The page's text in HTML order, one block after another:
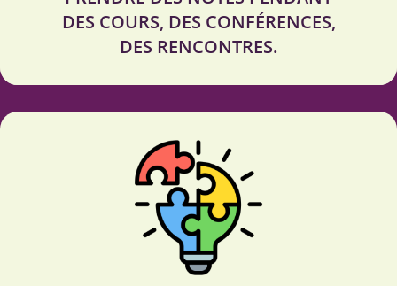
DES COURS, DES CONFÉRENCES,
DES RENCONTRES.